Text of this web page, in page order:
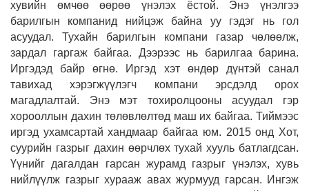
хувийн өмчөө өөрөө үнэлэх ёстой. Энэ үнэлгээ
барилгын компанид нийцэж байна уу гэдэг нь гол
асуудал. Тухайн барилгын компани газар чөлөөлж,
зардал гаргаж байгаа. Дээрээс нь барилгаа барина.
Иргэдэд байр өгнө. Иргэд хэт өндөр дүнтэй санал
тавихад хэрэгжүүлэгч компани эрсдэлд орох
магадлалтай. Энэ мэт тохиролцооны асуудал гэр
хорооллын дахин төлөвлөлтөд маш их байгаа. Тиймээс
иргэд ухамсартай хандмаар байгаа юм. 2015 онд Хот,
суурийн газрыг дахин өөрчлөх тухай хууль батлагдсан.
Үүнийг дагалдан гарсан журамд газрыг үнэлэх, хувь
нийлүүлж газрыг хурааж авах журмууд гарсан. Ингэж